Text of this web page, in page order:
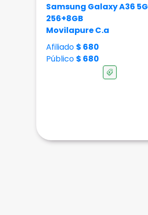
Samsung Galaxy A36 5G
256+8GB
Movilapure C.a
Afiliado $ 680
Público $ 680